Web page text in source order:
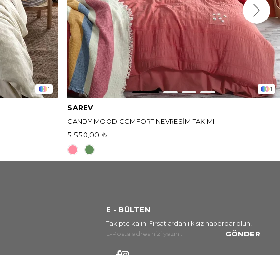
1 1
SAREV
CANDY MOOD COMFORT NEVRESİM TAKIMI
5.550,00 ₺
E - BÜLTEN
Takipte kalın. Fırsatlardan ilk siz haberdar olun!
GÖNDER